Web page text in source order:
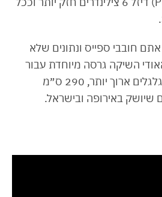
.
חובבי ספייס ונתונים שלא
השיקה גרסה מיוחדת עבור
השוק הסיני עם בסיס גלגלים ארוך יותר, 290 ס״מ